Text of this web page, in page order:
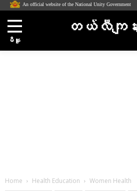
An official website of the National Unity Government
မီနူး
တယ်လီကျန်
Home Health Education Women Health